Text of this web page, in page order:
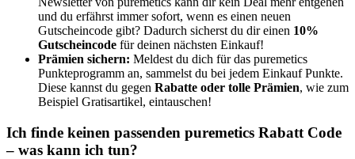
und du erfährst immer sofort, wenn es einen neuen
Gutscheincode gibt? Dadurch sicherst du dir einen 10%
Gutscheincode für deinen nächsten Einkauf!
Prämien sichern: Meldest du dich für das puremetics
Punkteprogramm an, sammelst du bei jedem Einkauf Punkte.
Diese kannst du gegen Rabatte oder tolle Prämien, wie zum
Beispiel Gratisartikel, eintauschen!
Ich finde keinen passenden puremetics Rabatt Code
– was kann ich tun?